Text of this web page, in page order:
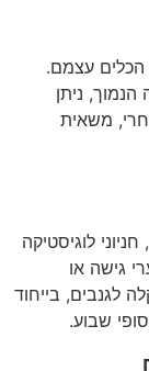
הכלים עצמם.
ניתן
משאית
לוגיסטיקה
גישה או
לגנבים, בייחוד
שבוע.